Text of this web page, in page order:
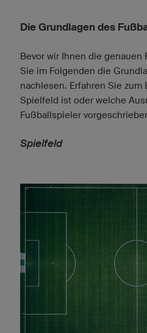
Die Grundlagen des
Bevor wir Ihnen die genauen
Sie im Folgenden die
nachlesen. Erfahren Sie
Spielfeld ist oder welche
Fußballspieler
Spielfeld